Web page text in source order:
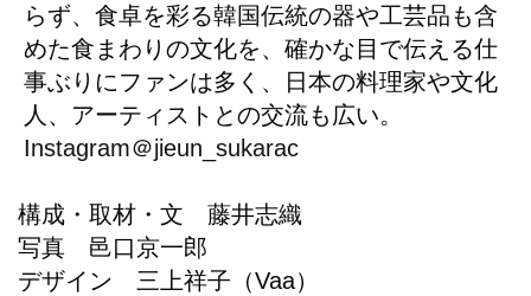
らず、食卓を彩る韓国伝統の器や工芸品も含
めた食まわりの文化を、確かな目で伝える仕
事ぶりにファンは多く、日本の料理家や文化
人、アーティストとの交流も広い。
Instagram＠jieun_sukarac
構成・取材・文 藤井志織
写真 邑口京一郎
デザイン 三上祥子（Vaa）